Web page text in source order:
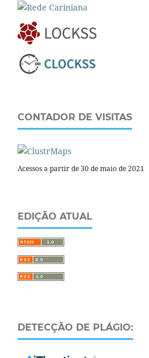
CONTADOR DE VISITAS
Acessos a partir de 30 de maio de 2021
EDIÇÃO ATUAL
DETECÇÃO DE PLÁGIO: